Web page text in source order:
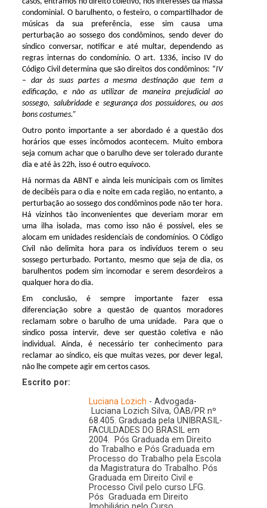
condominial. O barulhento, o festeiro, o compartilhador de
músicas da sua preferência, esse sim causa uma
perturbação ao sossego dos condôminos, sendo dever do
síndico conversar, notificar e até multar, dependendo as
regras internas do condomínio. O art. 1336, inciso IV do
Código Civil determina que são direitos dos condôminos: “IV
– dar às suas partes a mesma destinação que tem a
edificação, e não as utilizar de maneira prejudicial ao
sossego, salubridade e segurança dos possuidores, ou aos
bons costumes.”
Outro ponto importante a ser abordado é a questão dos
horários que esses incômodos acontecem. Muito embora
seja comum achar que o barulho deve ser tolerado durante
dia e até às 22h, isso é outro equívoco.
Há normas da ABNT e ainda leis municipais com os limites
de decibéis para o dia e noite em cada região, no entanto, a
perturbação ao sossego dos condôminos pode não ter hora.
Há vizinhos tão inconvenientes que deveriam morar em
uma ilha isolada, mas como isso não é possível, eles se
alocam em unidades residenciais de condomínios. O Código
Civil não delimita hora para os indivíduos terem o seu
sossego perturbado. Portanto, mesmo que seja de dia, os
barulhentos podem sim incomodar e serem desordeiros a
qualquer hora do dia.
Em conclusão, é sempre importante fazer essa
diferenciação sobre a questão de quantos moradores
reclamam sobre o barulho de uma unidade. Para que o
síndico possa intervir, deve ser questão coletiva e não
individual. Ainda, é necessário ter conhecimento para
reclamar ao síndico, eis que muitas vezes, por dever legal,
não lhe compete agir em certos casos.
Escrito por:
Luciana Lozich - Advogada-
Luciana Lozich Silva, OAB/PR nº
68.405. Graduada pela UNIBRASIL-
FACULDADES DO BRASIL em
2004. Pós Graduada em Direito
do Trabalho e Pós Graduada em
Processo do Trabalho pela Escola
da Magistratura do Trabalho. Pós
Graduada em Direito Civil e
Processo Civil pelo curso LFG.
Pós Graduada em Direito
Imobiliário pelo Curso